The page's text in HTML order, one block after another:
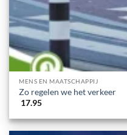
MENS EN MAATSCHAPPIJ
Zo regelen we het verkeer
17.95